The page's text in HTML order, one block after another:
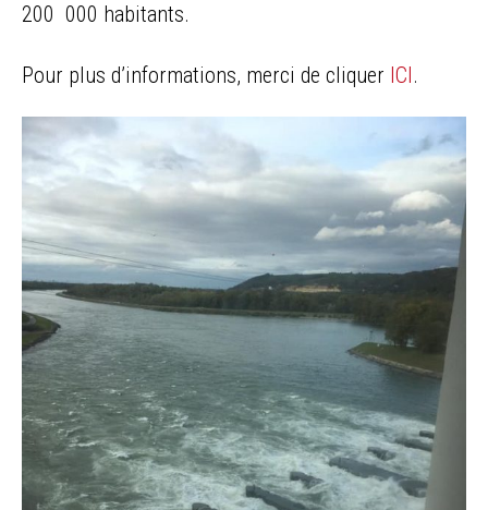
200 000 habitants.
Pour plus d’informations, merci de cliquer ICI.